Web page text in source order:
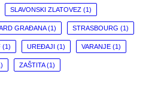
SLAVONSKI ZLATOVEZ (1)
GRAĐANA(1) STRASBOURG (1)
(1) UREĐAJI (1) VARANJE (1)
ZAŠTITA(1)